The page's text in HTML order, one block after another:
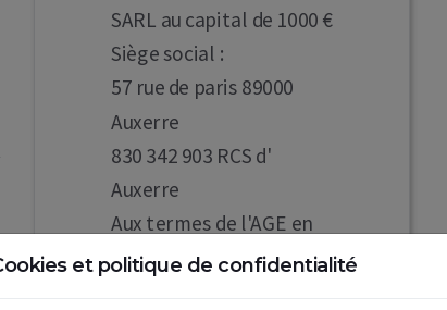
SARL au capital de 1000 €
Siège social :
57 rue de paris 89000
Auxerre
830 342 903 RCS d'
Auxerre
Aux termes de l'AGE en
date du 29/12/2025
et politique de confidentialité